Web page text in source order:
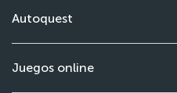
Autoquest
Juegos online